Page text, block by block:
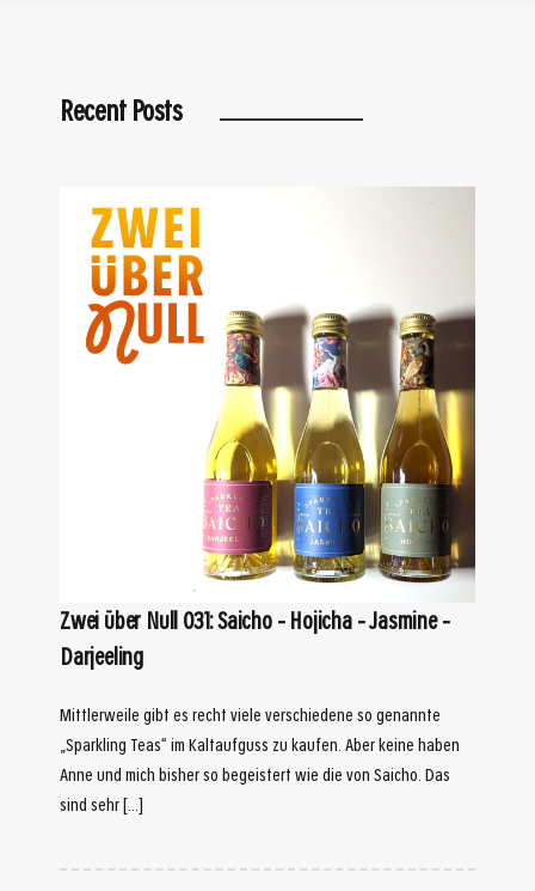
Recent Posts
Zwei über Null 031: Saicho – Hojicha – Jasmine –
Darjeeling
Mittlerweile gibt es recht viele verschiedene so genannte
„Sparkling Teas“ im Kaltaufguss zu kaufen. Aber keine haben
Anne und mich bisher so begeistert wie die von Saicho. Das
sind sehr […]